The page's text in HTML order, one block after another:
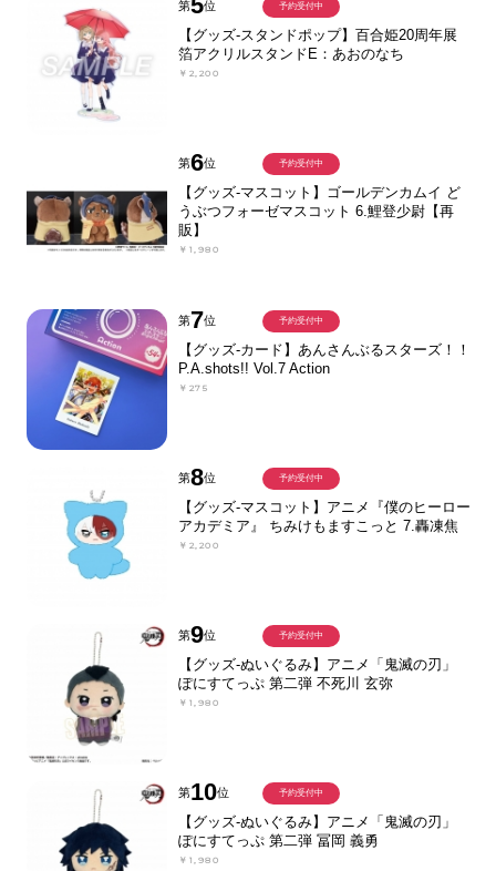
第 位
【グッズ-スタンドポップ】百合姫20周年展
箔アクリルスタンドE：あおのなち
￥2,200
予約受付中
第6位
【グッズ-マスコット】ゴールデンカムイ ど
うぶつフォーゼマスコット 6.鯉登少尉【再
販】
￥1,980
予約受付中
第7位
【グッズ-カード】あんさんぶるスターズ！！
P.A.shots!! Vol.7 Action
￥275
予約受付中
第8位
【グッズ-マスコット】アニメ『僕のヒーロー
アカデミア』 ちみけもますこっと 7.轟凍焦
￥2,200
予約受付中
第9位
【グッズ-ぬいぐるみ】アニメ「鬼滅の刃」
ぽにすてっぷ 第二弾 不死川 玄弥
￥1,980
予約受付中
第10位
【グッズ-ぬいぐるみ】アニメ「鬼滅の刃」
ぽにすてっぷ 第二弾 冨岡 義勇
￥1,980
予約受付中